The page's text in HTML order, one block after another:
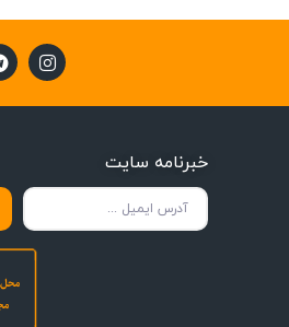
خبرنامه سایت